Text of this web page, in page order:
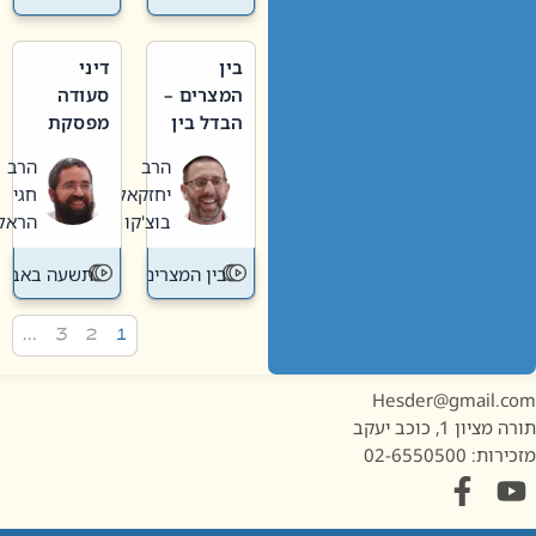
בין
המצרים –
הבדל בין
חדשה
לישנה
הרב
יחזקאל
בוצ'קו
בין המצרים
דיני
סעודה
מפסקת
תשעה
באב
הרב
חגי
הראל
תשעה באב
1, כוכב יעקב
02-6550500